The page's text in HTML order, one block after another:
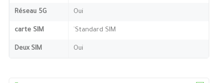
Réseau 5G Oui
carte SIM `Standard SIM
Deux SIM Oui